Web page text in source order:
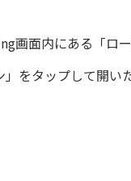
画面内にある「ロ
」をタップして開い